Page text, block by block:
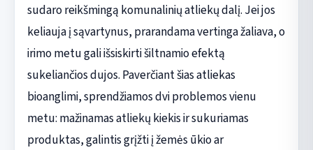
sudaro reikšmingą komunalinių atliekų dalį. Jei jos
keliauja į sąvartynus, prarandama vertinga žaliava, o
irimo metu gali išsiskirti šiltnamio efektą
sukeliančios dujos. Paverčiant šias atliekas
bioanglimi, sprendžiamos dvi problemos vienu
metu: mažinamas atliekų kiekis ir sukuriamas
produktas, galintis grįžti į žemės ūkio ar